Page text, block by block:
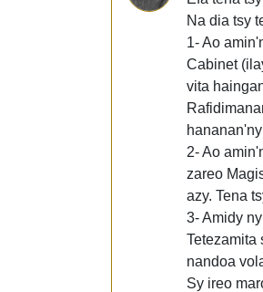
Na dia tsy
1- Ao
Cabinet
vita
2- Ao
zareo
azy. Tena
3- Amidy
Tetezamita
nandoa
Sy ireo